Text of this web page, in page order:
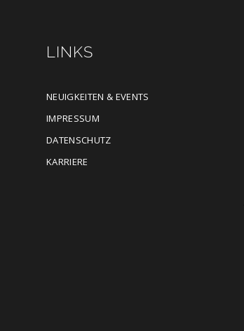
LINKS
NEUIGKEITEN & EVENTS
IMPRESSUM
DATENSCHUTZ
KARRIERE